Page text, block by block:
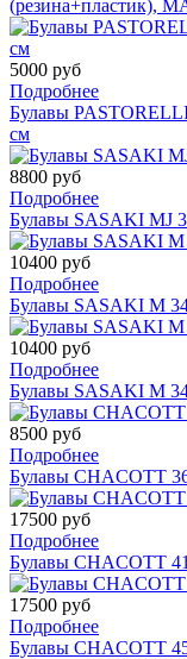
(резина+пластик),
5000 руб
Подробнее
Булавы
см
8800 руб
Подробнее
Булавы SASAKI MJ
10400 руб
Подробнее
Булавы SASAKI M
10400 руб
Подробнее
Булавы SASAKI M
8500 руб
Подробнее
Булавы CHACOTT
17500 руб
Подробнее
Булавы CHACOTT
17500 руб
Подробнее
Булавы CHACOTT